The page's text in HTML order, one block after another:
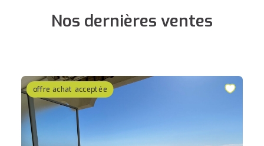
Nos dernières ventes
offre achat acceptée